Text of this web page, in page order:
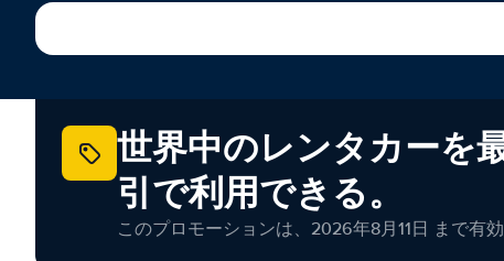
世界中のレンタカーを
引で利用できる。
このプロモーションは、2026年8月11日 まで有効